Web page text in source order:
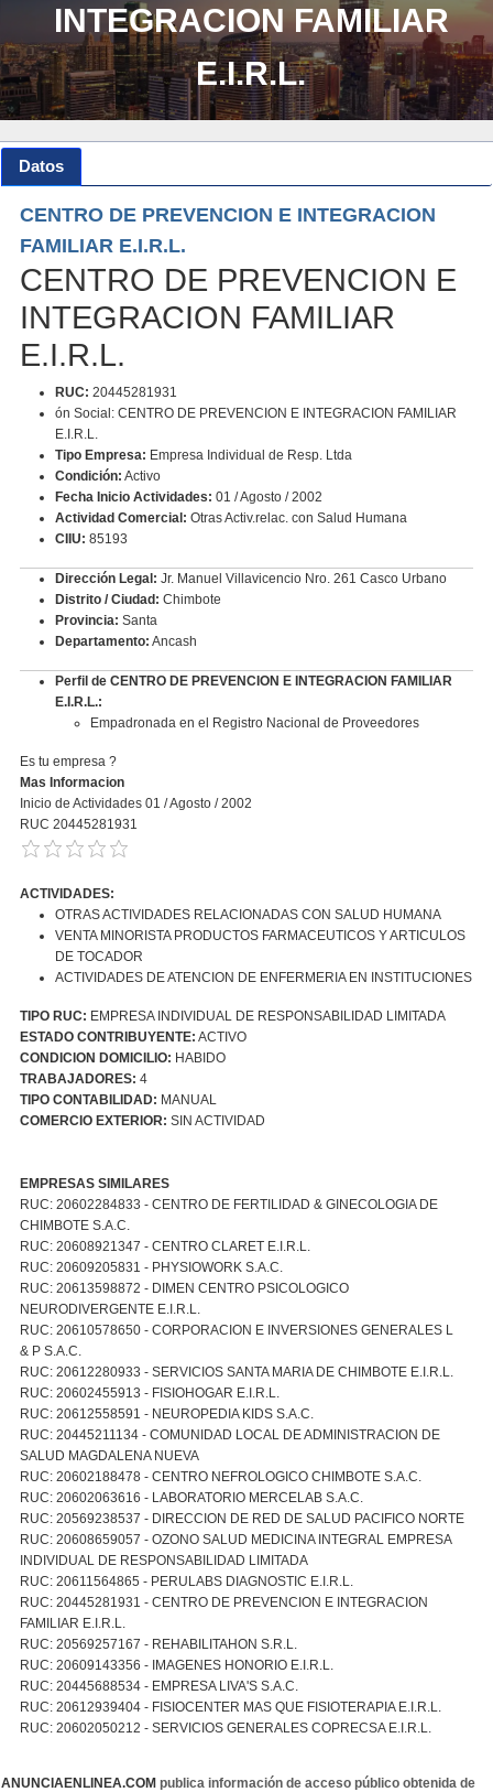
INTEGRACION FAMILIAR
E.I.R.L.
Datos
CENTRO DE PREVENCION E INTEGRACION
FAMILIAR E.I.R.L.
CENTRO DE PREVENCION E
INTEGRACION FAMILIAR
E.I.R.L.
RUC: 20445281931
ón Social: CENTRO DE PREVENCION E INTEGRACION FAMILIAR
E.I.R.L.
Tipo Empresa: Empresa Individual de Resp. Ltda
Condición: Activo
Fecha Inicio Actividades: 01 / Agosto / 2002
Actividad Comercial: Otras Activ.relac. con Salud Humana
CIIU: 85193
Dirección Legal: Jr. Manuel Villavicencio Nro. 261 Casco Urbano
Distrito / Ciudad: Chimbote
Provincia: Santa
Departamento: Ancash
Perfil de CENTRO DE PREVENCION E INTEGRACION FAMILIAR
E.I.R.L.:
Empadronada en el Registro Nacional de Proveedores
Es tu empresa ?
Mas Informacion
Inicio de Actividades 01 / Agosto / 2002
RUC 20445281931
ACTIVIDADES:
OTRAS ACTIVIDADES RELACIONADAS CON SALUD HUMANA
VENTA MINORISTA PRODUCTOS FARMACEUTICOS Y ARTICULOS
DE TOCADOR
ACTIVIDADES DE ATENCION DE ENFERMERIA EN INSTITUCIONES
TIPO RUC: EMPRESA INDIVIDUAL DE RESPONSABILIDAD LIMITADA
ESTADO CONTRIBUYENTE: ACTIVO
CONDICION DOMICILIO: HABIDO
TRABAJADORES: 4
TIPO CONTABILIDAD: MANUAL
COMERCIO EXTERIOR: SIN ACTIVIDAD
EMPRESAS SIMILARES
RUC: 20602284833 - CENTRO DE FERTILIDAD & GINECOLOGIA DE
CHIMBOTE S.A.C.
RUC: 20608921347 - CENTRO CLARET E.I.R.L.
RUC: 20609205831 - PHYSIOWORK S.A.C.
RUC: 20613598872 - DIMEN CENTRO PSICOLOGICO
NEURODIVERGENTE E.I.R.L.
RUC: 20610578650 - CORPORACION E INVERSIONES GENERALES L
& P S.A.C.
RUC: 20612280933 - SERVICIOS SANTA MARIA DE CHIMBOTE E.I.R.L.
RUC: 20602455913 - FISIOHOGAR E.I.R.L.
RUC: 20612558591 - NEUROPEDIA KIDS S.A.C.
RUC: 20445211134 - COMUNIDAD LOCAL DE ADMINISTRACION DE
SALUD MAGDALENA NUEVA
RUC: 20602188478 - CENTRO NEFROLOGICO CHIMBOTE S.A.C.
RUC: 20602063616 - LABORATORIO MERCELAB S.A.C.
RUC: 20569238537 - DIRECCION DE RED DE SALUD PACIFICO NORTE
RUC: 20608659057 - OZONO SALUD MEDICINA INTEGRAL EMPRESA
INDIVIDUAL DE RESPONSABILIDAD LIMITADA
RUC: 20611564865 - PERULABS DIAGNOSTIC E.I.R.L.
RUC: 20445281931 - CENTRO DE PREVENCION E INTEGRACION
FAMILIAR E.I.R.L.
RUC: 20569257167 - REHABILITAHON S.R.L.
RUC: 20609143356 - IMAGENES HONORIO E.I.R.L.
RUC: 20445688534 - EMPRESA LIVA'S S.A.C.
RUC: 20612939404 - FISIOCENTER MAS QUE FISIOTERAPIA E.I.R.L.
RUC: 20602050212 - SERVICIOS GENERALES COPRECSA E.I.R.L.
ANUNCIAENLINEA.COM publica información de acceso público obtenida de